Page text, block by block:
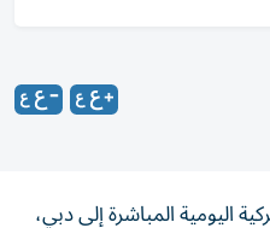
اليومية المباشرة إلى دبي،